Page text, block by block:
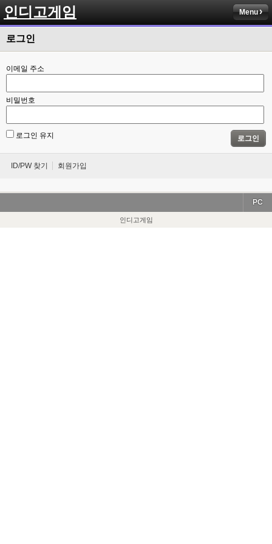
인디고게임 Menu
로그인
이메일 주소
비밀번호
로그인 유지 로그인
ID/PW 찾기 회원가입
PC
인디고게임